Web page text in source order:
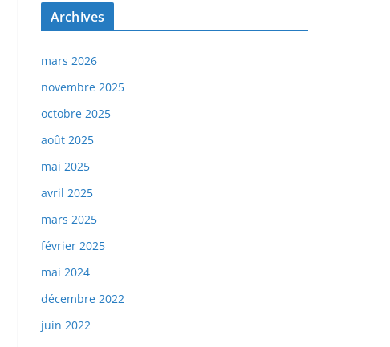
Archives
mars 2026
novembre 2025
octobre 2025
août 2025
mai 2025
avril 2025
mars 2025
février 2025
mai 2024
décembre 2022
juin 2022